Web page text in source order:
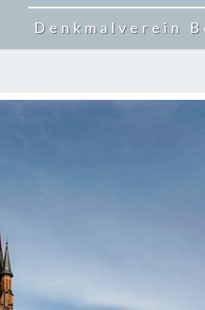
Denkmalverein